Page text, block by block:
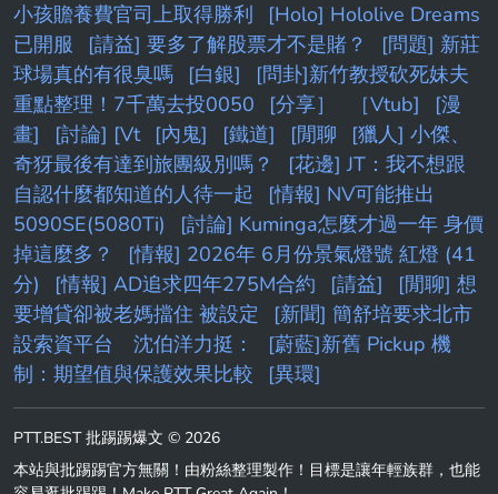
小孩贍養費官司上取得勝利
[Holo] Hololive Dreams
已開服
[請益] 要多了解股票才不是賭？
[問題] 新莊
球場真的有很臭嗎
[白銀]
[問卦]新竹教授砍死妹夫
重點整理！7千萬去投0050
[分享］ ［Vtub]
[漫
畫]
[討論] [Vt [內鬼] [鐵道] [閒聊
[獵人] 小傑、
奇犽最後有達到旅團級別嗎？
[花邊] JT：我不想跟
自認什麼都知道的人待一起
[情報] NV可能推出
5090SE(5080Ti)
[討論] Kuminga怎麼才過一年 身價
掉這麼多？
[情報] 2026年 6月份景氣燈號 紅燈 (41
分)
[情報] AD追求四年275M合約 [請益]
[閒聊] 想
要增貸卻被老媽擋住 被設定
[新聞] 簡舒培要求北市
設索資平台 沈伯洋力挺：
[蔚藍]新舊 Pickup 機
制：期望值與保護效果比較
[異環]
PTT.BEST 批踢踢爆文 © 2026
本站與批踢踢官方無關！由粉絲整理製作！目標是讓年輕族群，也能